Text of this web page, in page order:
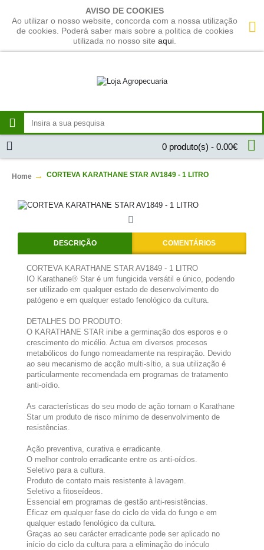
AVISO DE COOKIES
Ao utilizar o nosso website, concorda com a nossa utilização
de cookies. Poderá saber mais sobre a politica de cookies
utilizada no nosso site aqui
0 produto(s) - 0.00€
Home CORTEVA KARATHANE STAR AV1849 - 1 LITRO
DESCRIÇÃO COMENTÁRIOS
CORTEVA KARATHANE STAR AV1849 - 1 LITRO
IO Karathane® Star é um fungicida versátil e único, podendo
ser utilizado em qualquer estado de desenvolvimento do
patógeno e em qualquer estado fenológico da cultura.
DETALHES DO PRODUTO:
O KARATHANE STAR inibe a germinação dos esporos e o
crescimento do micélio. Actua em diversos procesos
metabólicos do fungo nomeadamente na respiração. Devido
ao seu mecanismo de acção multi-sítio, a sua utilização é
particularmente recomendada em programas de tratamento
anti-oídio.
As características do seu modo de ação tornam o Karathane
Star um produto de risco mínimo de desenvolvimento de
resistências.
Ação preventiva, curativa e erradicante.
O melhor controlo erradicante entre os anti-oídios.
Seletivo para a cultura.
Produto de contato mais resistente à lavagem.
Seletivo a fitoseídeos.
Essencial em programas de gestão anti-resistências.
Eficaz em qualquer fase do ciclo de vida do fungo e em
qualquer estado fenológico da cultura.
Graças ao seu carácter erradicante pode ser aplicado no
início do ciclo da cultura para a eliminação do inóculo